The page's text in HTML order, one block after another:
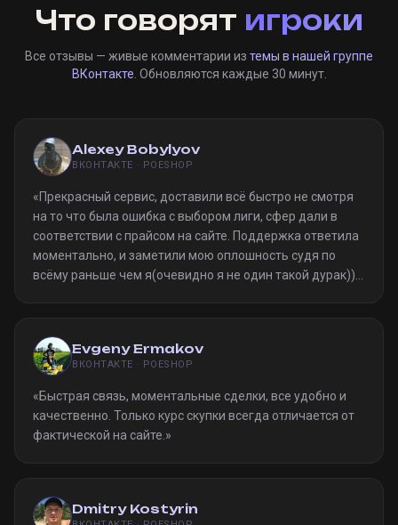
Что говорят игроки
Все отзывы — живые комментарии из темы в нашей группе
ВКонтакте . Обновляются каждые 30 минут.
Alexey Bobylyov
ВКОНТАКТЕ · POESHOP
«Прекрасный сервис, доставили всё быстро не смотря
на то что была ошибка с выбором лиги, сфер дали в
соответствии с прайсом на сайте. Поддержка ответила
моментально, и заметили мою оплошность судя по
всёму раньше чем я(очевидно я не один такой дурак)).
Evgeny Ermakov
ВКОНТАКТЕ · POESHOP
«Быстрая связь, моментальные сделки, все удобно и
качественно. Только курс скупки всегда отличается от
фактической на сайте. »
Dmitry Kostyrin